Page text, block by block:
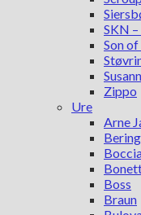
SKN
Son
Zippo
Ure
Arne
Bering
Boss
Braun